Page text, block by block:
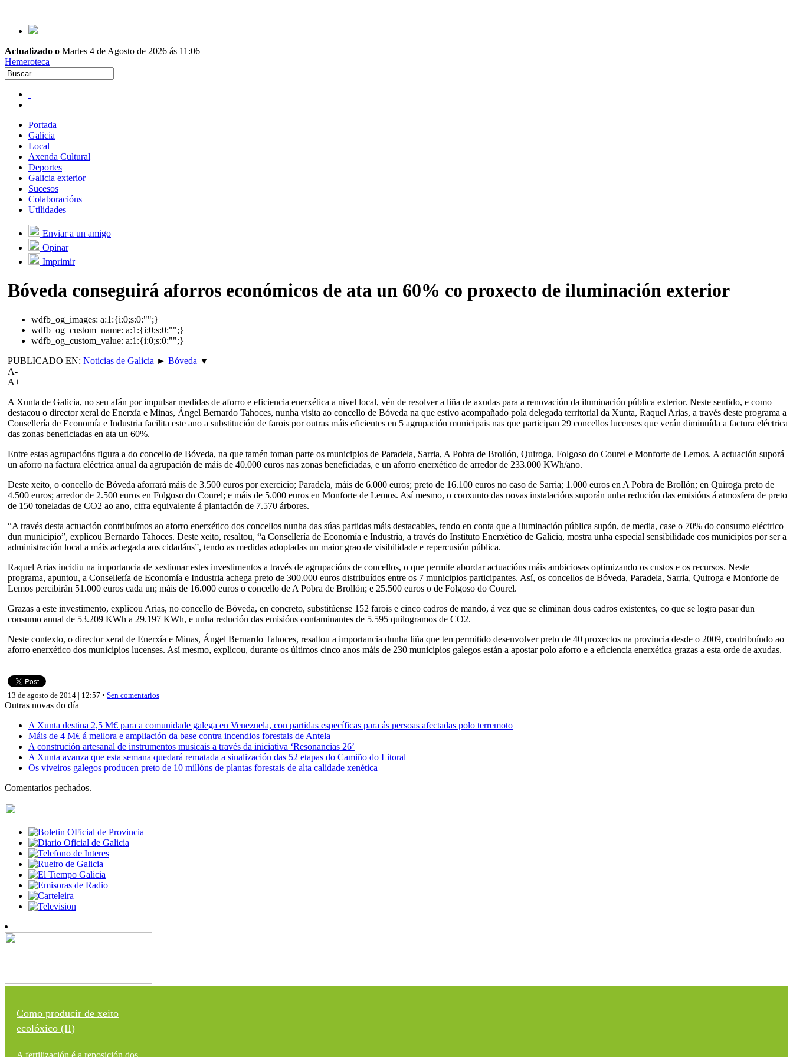
Actualizado o Martes 4 de Agosto de 2026 ás 11:06
Hemeroteca
Portada
Galicia
Local
Axenda Cultural
Deportes
Galicia exterior
Sucesos
Colaboracións
Utilidades
Enviar a un amigo
Opinar
Imprimir
Bóveda conseguirá aforros económicos de ata un 60% co proxecto de iluminación exterior
wdfb_og_images: a:1:{i:0;s:0:"";}
wdfb_og_custom_name: a:1:{i:0;s:0:"";}
wdfb_og_custom_value: a:1:{i:0;s:0:"";}
PUBLICADO EN: Noticias de Galicia ► Bóveda ▼
A-
A+
A Xunta de Galicia, no seu afán por impulsar medidas de aforro e eficiencia enerxética a nivel local, vén de resolver a liña de axudas para a renovación da iluminación pública exterior. Neste sentido, e como
destacou o director xeral de Enerxía e Minas, Ángel Bernardo Tahoces, nunha visita ao concello de Bóveda na que estivo acompañado pola delegada territorial da Xunta, Raquel Arias, a través deste programa a
Consellería de Economía e Industria facilita este ano a substitución de farois por outras máis eficientes en 5 agrupación municipais nas que participan 29 concellos lucenses que verán diminuída a factura eléctrica
das zonas beneficiadas en ata un 60%.
Entre estas agrupacións figura a do concello de Bóveda, na que tamén toman parte os municipios de Paradela, Sarria, A Pobra de Brollón, Quiroga, Folgoso do Courel e Monforte de Lemos. A actuación suporá
un aforro na factura eléctrica anual da agrupación de máis de 40.000 euros nas zonas beneficiadas, e un aforro enerxético de arredor de 233.000 KWh/ano.
Deste xeito, o concello de Bóveda aforrará máis de 3.500 euros por exercicio; Paradela, máis de 6.000 euros; preto de 16.100 euros no caso de Sarria; 1.000 euros en A Pobra de Brollón; en Quiroga preto de
4.500 euros; arredor de 2.500 euros en Folgoso do Courel; e máis de 5.000 euros en Monforte de Lemos. Así mesmo, o conxunto das novas instalacións suporán unha redución das emisións á atmosfera de preto
de 150 toneladas de CO2 ao ano, cifra equivalente á plantación de 7.570 árbores.
“A través desta actuación contribuímos ao aforro enerxético dos concellos nunha das súas partidas máis destacables, tendo en conta que a iluminación pública supón, de media, case o 70% do consumo eléctrico
dun municipio”, explicou Bernardo Tahoces. Deste xeito, resaltou, “a Consellería de Economía e Industria, a través do Instituto Enerxético de Galicia, mostra unha especial sensibilidade cos municipios por ser a
administración local a máis achegada aos cidadáns”, tendo as medidas adoptadas un maior grao de visibilidade e repercusión pública.
Raquel Arias incidiu na importancia de xestionar estes investimentos a través de agrupacións de concellos, o que permite abordar actuacións máis ambiciosas optimizando os custos e os recursos. Neste
programa, apuntou, a Consellería de Economía e Industria achega preto de 300.000 euros distribuídos entre os 7 municipios participantes. Así, os concellos de Bóveda, Paradela, Sarria, Quiroga e Monforte de
Lemos percibirán 51.000 euros cada un; máis de 16.000 euros o concello de A Pobra de Brollón; e 25.500 euros o de Folgoso do Courel.
Grazas a este investimento, explicou Arias, no concello de Bóveda, en concreto, substitúense 152 farois e cinco cadros de mando, á vez que se eliminan dous cadros existentes, co que se logra pasar dun
consumo anual de 53.209 KWh a 29.197 KWh, e unha redución das emisións contaminantes de 5.595 quilogramos de CO2.
Neste contexto, o director xeral de Enerxía e Minas, Ángel Bernardo Tahoces, resaltou a importancia dunha liña que ten permitido desenvolver preto de 40 proxectos na provincia desde o 2009, contribuíndo ao
aforro enerxético dos municipios lucenses. Así mesmo, explicou, durante os últimos cinco anos máis de 230 municipios galegos están a apostar polo aforro e a eficiencia enerxética grazas a esta orde de axudas.
13 de agosto de 2014 | 12:57 • Sen comentarios
Outras novas do día
A Xunta destina 2,5 M€ para a comunidade galega en Venezuela, con partidas específicas para ás persoas afectadas polo terremoto
Máis de 4 M€ á mellora e ampliación da base contra incendios forestais de Antela
A construción artesanal de instrumentos musicais a través da iniciativa ‘Resonancias 26’
A Xunta avanza que esta semana quedará rematada a sinalización das 52 etapas do Camiño do Litoral
Os viveiros galegos producen preto de 10 millóns de plantas forestais de alta calidade xenética
Comentarios pechados.
Como producir de xeito
ecolóxico (II)
A fertilización é a reposición dos